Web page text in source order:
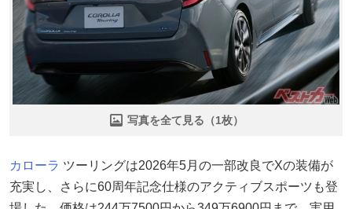
写真を全て見る（1枚）
カローラ ツーリングは2026年5月の一部改良でXの装備が
充実し、さらに60周年記念仕様のアクティブスポーツも登